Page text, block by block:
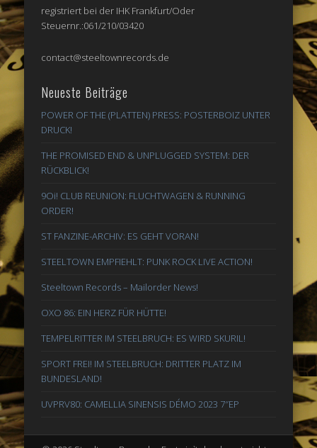
registriert bei der IHK Frankfurt/Oder
Steuernr.:061/210/03420
contact@steeltownrecords.de
Neueste Beiträge
POWER OF THE (PLATTEN) PRESS: POSTERBOIZ UNTER
DRUCK!
THE PROMISED END & UNPLUGGED SYSTEM: DER
RÜCKBLICK!
9Oi! CLUB REUNION: FLUCHTWAGEN & RUNNING
ORDER!
ST FANZINE-ARCHIV: ES GEHT VORAN!
STEELTOWN EMPFIEHLT: PUNK ROCK LIVE ACTION!
Steeltown Records – Mailorder News!
OXO 86: EIN HERZ FÜR HÜTTE!
TEMPELRITTER IM STEELBRUCH: ES WIRD SKURIL!
SPORT FREI! IM STEELBRUCH: DRITTER PLATZ IM
BUNDESLAND!
UVPRV80: CAMELLIA SINENSIS DÉMO 2023 7″EP